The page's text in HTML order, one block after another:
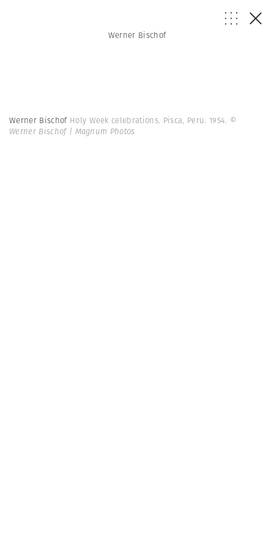
Werner Bischof
Werner Bischof Holy Week celebrations. Pisca, Peru. 1954. ©
Werner Bischof | Magnum Photos